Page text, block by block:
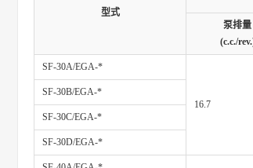
型式
泵排量
(c.c./
SF-30A/EGA-*
16.7
SF-30B/EGA-*
SF-30C/EGA-*
SF-30D/EGA-*